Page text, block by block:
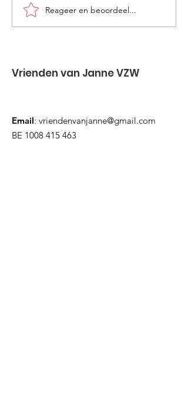
Lammetjesdag voor
iedereen was top!
Reageer en beoordeel...
Vrienden van Janne VZW
Email: vriendenvanjanne@gmail.com
BE 1008 415 463